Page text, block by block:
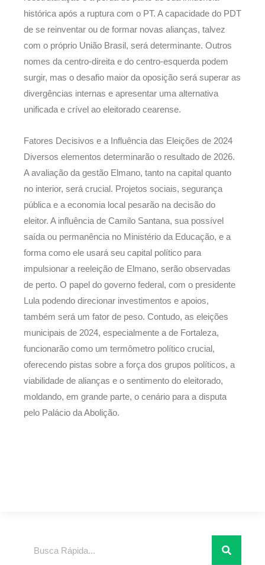
histórica após a ruptura com o PT. A capacidade do PDT
de se reinventar ou de formar novas alianças, talvez
com o próprio União Brasil, será determinante. Outros
nomes da centro-direita e do centro-esquerda podem
surgir, mas o desafio maior da oposição será superar as
divergências internas e apresentar uma alternativa
unificada e crível ao eleitorado cearense.
Fatores Decisivos e a Influência das Eleições de 2024
Diversos elementos determinarão o resultado de 2026.
A avaliação da gestão Elmano, tanto na capital quanto
no interior, será crucial. Projetos sociais, segurança
pública e a economia local pesarão na decisão do
eleitor. A influência de Camilo Santana, sua possível
saída ou permanência no Ministério da Educação, e a
forma como ele usará seu capital político para
impulsionar a reeleição de Elmano, serão observadas
de perto. O papel do governo federal, com o presidente
Lula podendo direcionar investimentos e apoios,
também será um fator de peso. Contudo, as eleições
municipais de 2024, especialmente a de Fortaleza,
funcionarão como um termômetro político crucial,
oferecendo pistas sobre a força dos grupos políticos, a
viabilidade de alianças e o sentimento do eleitorado,
moldando, em grande parte, o cenário para a disputa
pelo Palácio da Abolição.